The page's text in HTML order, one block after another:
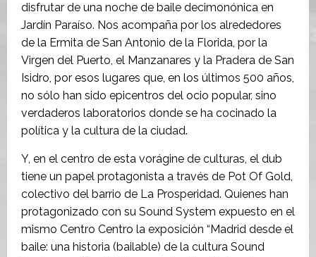
disfrutar de una noche de baile decimonónica en
Jardín Paraíso. Nos acompaña por los alrededores
de la Ermita de San Antonio de la Florida, por la
Virgen del Puerto, el Manzanares y la Pradera de San
Isidro, por esos lugares que, en los últimos 500 años,
no sólo han sido epicentros del ocio popular, sino
verdaderos laboratorios donde se ha cocinado la
política y la cultura de la ciudad.
Y, en el centro de esta vorágine de culturas, el dub
tiene un papel protagonista a través de Pot Of Gold,
colectivo del barrio de La Prosperidad. Quienes han
protagonizado con su Sound System expuesto en el
mismo Centro Centro la exposición “Madrid desde el
baile: una historia (bailable) de la cultura Sound